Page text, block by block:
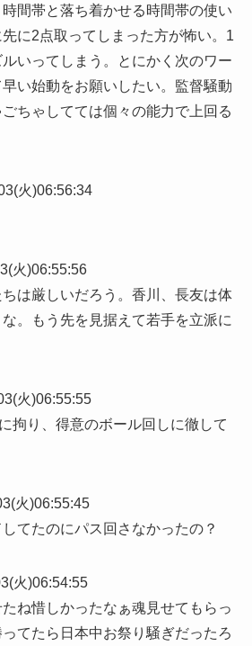
間帯と落ち着かせる時間帯の使い
に2点取ってしまった方が怖い。1
いってしまう。とにかく次のワー
い始動をお願いしたい。監督騒動
ちゃしてては個々の能力で上回る
火)06:56:34
火)06:55:56
は厳しいだろう。香川、長友は体
。もう先を見据えて若手を立派に
火)06:55:55
拘り、得意のボール回しに徹して
火)06:55:45
てたのにパス回さなかったの？
火)06:54:55
ね惜しかったなぁ魂見せてもらっ
てたら日本中お祭り騒ぎだったろ